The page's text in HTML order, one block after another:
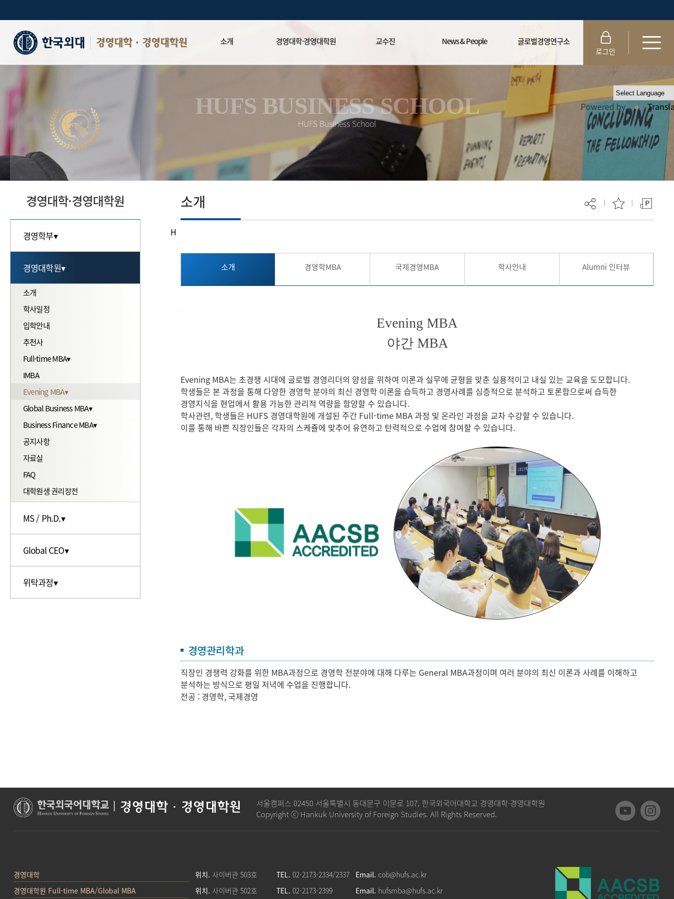
Powered by
경영대학·경영대학원 소개
비전 및 미션
HBS 자문위원회
시설안내
경영대학·경영대학원
MS / Ph.D.▾
Global CEO▾
위탁과정▾
교수진
매니지먼트
재무
News & People
동문회▾
HBS 발전기금▾
글로벌경영연구소
글로벌경영연구소▾
로그인
HUFS BUSINESS SCHOOL
HUFS Business School
경영대학·경영대학원
경영학부▾
입학안내
학사안내▾
공지사항
자료실
FAQ
경영대학원▾
소개
학사일정
입학안내
추천사
Full-time MBA▾
IMBA
Evening MBA▾
Global Business MBA▾
Business Finance MBA▾
공지사항
자료실
FAQ
대학원생 권리장전
MS / Ph.D.▾
과정안내▾
Global CEO▾
위탁과정▾
H
현재 페이지를 즐겨찾는 메뉴로
등록하시겠습니까?
메뉴추가
소개
소개 경영학MBA 국제경영MBA 학사안내 Alumni 인터뷰
.
Evening MBA
야간 MBA
Evening MBA는 초경쟁 시대에 글로벌 경영리더의 양성을 위하여 이론과 실무에 균형을 맞춘 실용적이고 내실 있는 교육을 도모합니다.
학생들은 본 과정을 통해 다양한 경영학 분야의 최신 경영학 이론을 습득하고 경영사례를 심층적으로 분석하고 토론함으로써 습득한
경영지식을 현업에서 활용 가능한 관리적 역량을 함양할 수 있습니다.
학사관련, 학생들은 HUFS 경영대학원에 개설된 주간 Full-time MBA 과정 및 온라인 과정을 교차 수강할 수 있습니다.
이를 통해 바쁜 직장인들은 각자의 스케쥴에 맞추어 유연하고 탄력적으로 수업에 참여할 수 있습니다.
경영관리학과
직장인 경쟁력 강화를 위한 MBA과정으로 경영학 전분야에 대해 다루는 General MBA과정이며 여러 분야의 최신 이론과 사례를 이해하고
분석하는 방식으로 평일 저녁에 수업을 진행합니다.
전공 : 경영학, 국제경영
| 경영대학·경영대학원
서울캠퍼스 02450 서울특별시 동대문구 이문로 107, 한국외국어대학교 경영대학·경영대학원
Copyright ⓒ Hankuk University of Foreign Studies. All Rights Reserved.
경영대학 위치. 사이버관 503호 TEL. 02-2173-2334/2337 Email. cob@hufs.ac.kr
경영대학원 Full-time MBA/Global MBA
위치. 사이버관 502호 TEL. 02-2173-2399 Email. hufsmba@hufs.ac.kr